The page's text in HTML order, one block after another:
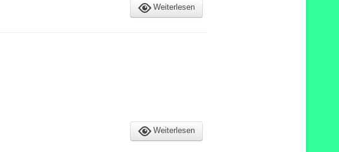
Weiterlesen
Weiterlesen